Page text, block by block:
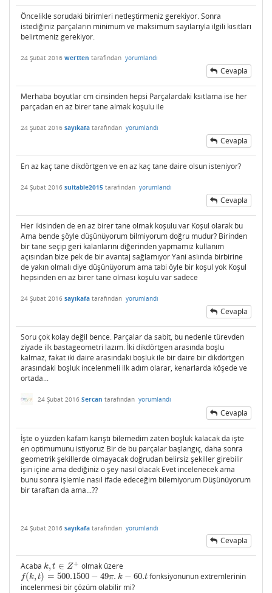
Öncelikle sorudaki birimleri netleştirmeniz gerekiyor. Sonra
istediğiniz parçaların minimum ve maksimum sayılarıyla ilgili kısıtları
belirtmeniz gerekiyor.
24 Şubat 2016 wertten tarafından yorumlandı
Cevapla
Merhaba boyutlar cm cinsinden hepsi Parçalardaki ksıtlama ise her
parçadan en az birer tane almak koşulu ile
24 Şubat 2016 sayıkafa tarafından yorumlandı
Cevapla
En az kaç tane dikdörtgen ve en az kaç tane daire olsun isteniyor?
24 Şubat 2016 suitable2015 tarafından yorumlandı
Cevapla
Her ikisinden de en az birer tane olmak koşulu var Koşul olarak bu
Ama bende şöyle düşünüyorum bilmiyorum doğru mudur? Birinden
bir tane seçip geri kalanlarını diğerinden yapmamız kullanım
açısından bize pek de bir avantaj sağlamıyor Yani aslında birbirine
de yakın olmalı diye düşünüyorum ama tabi öyle bir koşul yok Koşul
hepsinden en az birer tane olması koşulu var sadece
24 Şubat 2016 sayıkafa tarafından yorumlandı
Cevapla
Soru çok kolay değil bence. Parçalar da sabit, bu nedenle türevden
ziyade ilk bastageometri lazım. İki dikdörtgen arasında boşlu
kalmaz, fakat iki daire arasındaki boşluk ile bir daire bir dikdörtgen
arasındaki boşluk incelenmeli ilk adım olarar, kenarlarda köşede ve
ortada...
24 Şubat 2016 Sercan tarafından yorumlandı
Cevapla
İşte o yüzden kafam karıştı bilemedim zaten boşluk kalacak da işte
en optimumunu istiyoruz Bir de bu parçalar başlangıç, daha sonra
geometrik şekillerde olmayacak doğrudan belirsiz şekiller girebilir
işin içine ama dediğiniz o şey nasıl olacak Evet incelenecek ama
bunu sonra işlemle nasıl ifade edeceğim bilemiyorum Düşünüyorum
bir taraftan da ama...??
24 Şubat 2016 sayıkafa tarafından yorumlandı
Cevapla
Acaba k, t ∈ Z+
k,t∈ Z+ olmak üzere
f(k, t) = 500.1500 − 49π. k − 60.t
f(k,t)=500.1500−49π k− 60.t
fonksiyonunun extremlerinin
incelenmesi bir çözüm olabilir mi?